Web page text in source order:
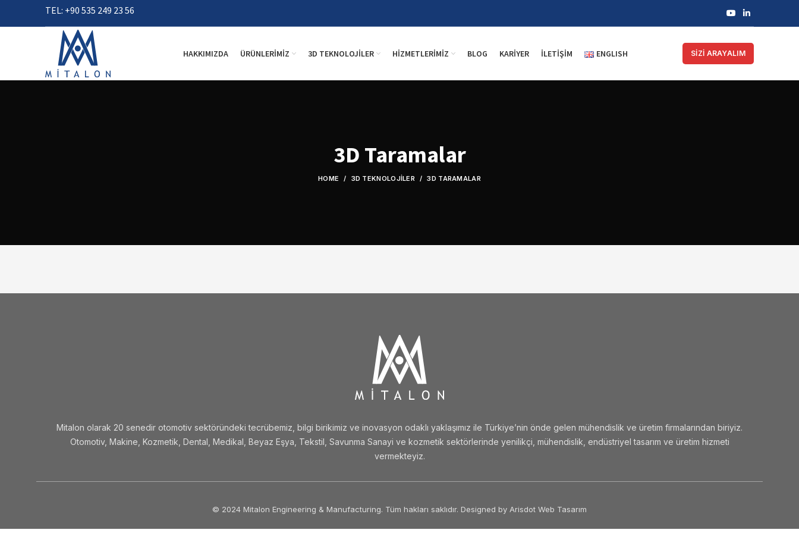
TEL: +90 535 249 23 56
HAKKIMIZDA ÜRÜNLERIMIZ 3D TEKNOLOJILER HIZMETLERIMIZ BLOG KARIYER İLETIŞIM ENGLISH SİZİ ARAYALIM
3D Taramalar
HOME 3D TEKNOLOJILER 3D TARAMALAR
Mitalon olarak 20 senedir otomotiv sektöründeki tecrübemiz, bilgi birikimiz ve inovasyon odaklı yaklaşımız ile Türkiye’nin önde gelen mühendislik ve üretim firmalarından biriyiz.
Otomotiv, Makine, Kozmetik, Dental, Medikal, Beyaz Eşya, Tekstil, Savunma Sanayi ve kozmetik sektörlerinde yenilikçi, mühendislik, endüstriyel tasarım ve üretim hizmeti
vermekteyiz.
© 2024 Mitalon Engineering & Manufacturing. Tüm hakları saklıdır. Designed by Arisdot Web Tasarım